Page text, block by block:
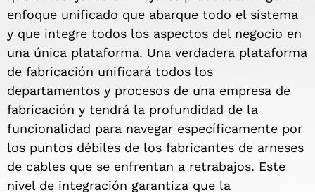
enfoque unificado que abarque todo el sistema
y que integre todos los aspectos del negocio en
una única plataforma. Una verdadera plataforma
de fabricación unificará todos los
departamentos y procesos de una empresa de
fabricación y tendrá la profundidad de la
funcionalidad para navegar específicamente por
los puntos débiles de los fabricantes de arneses
de cables que se enfrentan a retrabajos. Este
nivel de integración garantiza que la